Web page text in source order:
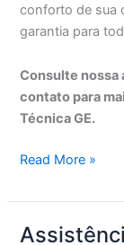
conforto de sua
garantia para
Consulte nossa
contato para
Técnica GE.
Assistência
GE
Freguesia
Read More »